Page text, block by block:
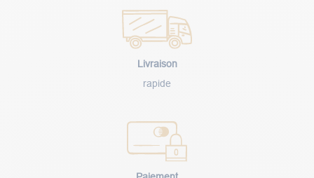
Livraison
rapide